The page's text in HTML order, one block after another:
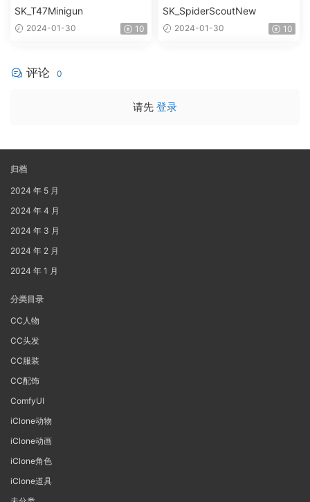
SK_T47Minigun
2024-01-30 10
SK_SpiderScoutNew
2024-01-30 10
评论 0
请先 登录
归档
2024 年 5 月
2024 年 4 月
2024 年 3 月
2024 年 2 月
2024 年 1 月
分类目录
CC人物
CC头发
CC服装
CC配饰
ComfyUI
iClone动物
iClone动画
iClone角色
iClone道具